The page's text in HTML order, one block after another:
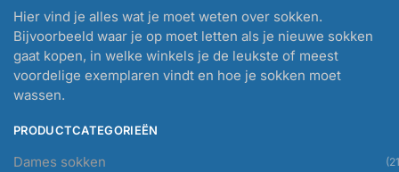
Hier vind je alles wat je moet weten over sokken.
Bijvoorbeeld waar je op moet letten als je nieuwe sokken
gaat kopen, in welke winkels je de leukste of meest
voordelige exemplaren vindt en hoe je sokken moet
wassen.
PRODUCTCATEGORIEËN
Dames sokken